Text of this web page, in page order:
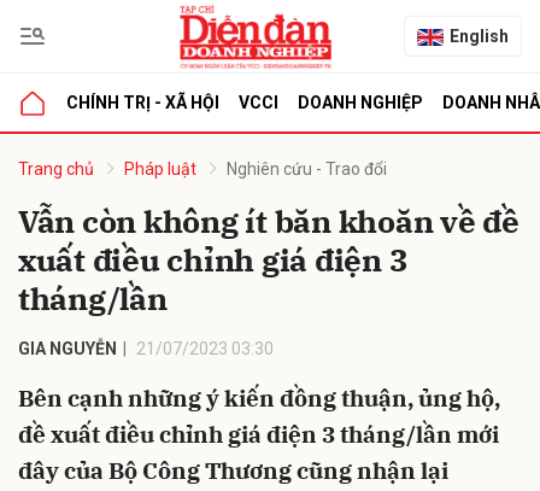
English
CHÍNH TRỊ - XÃ HỘI VCCI DOANH NGHIỆP DOANH
Trang chủ Pháp luật Nghiên cứu - Trao đổi
Vẫn còn không ít băn khoăn về đề
xuất điều chỉnh giá điện 3
tháng/lần
GIA NGUYỄN 21/07/2023 03:30
Bên cạnh những ý kiến đồng thuận, ủng hộ,
đề xuất điều chỉnh giá điện 3 tháng/lần mới
đây của Bộ Công Thương cũng nhận lại
luận
Hủy